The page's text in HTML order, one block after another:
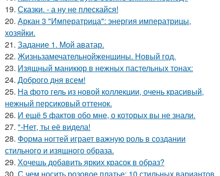
19. Сказки. - а ну не плескайся!
20. Аркан 3 "Императрица": энергия императрицы,
хозяйки.
21. Задание 1. Мой аватар.
22. Жизньзамечательнойженщины. Новый год.
23. Изящный маникюр в нежных пастельных тонах:
24. Доброго дня всем!
25. На фото гель из новой коллекции, очень красивый,
нежный персиковый оттенок.
26. И ещё 5 фактов обо мне, о которых вы не знали.
27. "-Нет, ты её видела!
28. Форма ногтей играет важную роль в создании
стильного и изящного образа.
29. Хочешь добавить ярких красок в образ?